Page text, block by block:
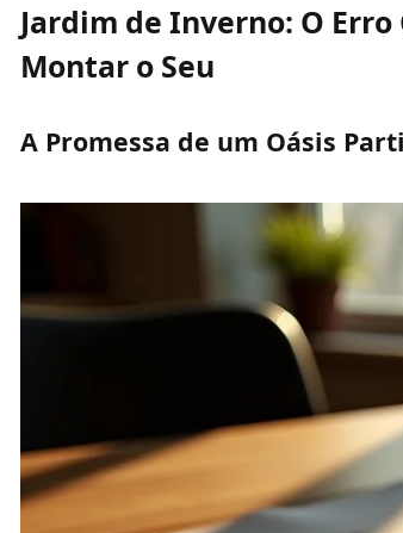
Jardim de Inverno: O Erro
Montar o Seu
A Promessa de um Oásis